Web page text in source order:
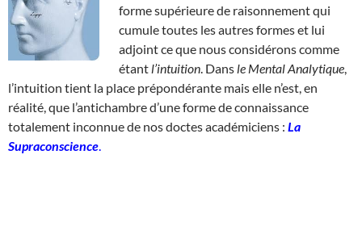
forme supérieure de raisonnement qui
cumule toutes les autres formes et lui
adjoint ce que nous considérons comme
étant l’intuition . Dans le Mental Analytique
l’intuition tient la place prépondérante mais elle n’est, en
réalité, que l’antichambre d’une forme de connaissance
totalement inconnue de nos doctes académiciens : La
Supraconscience